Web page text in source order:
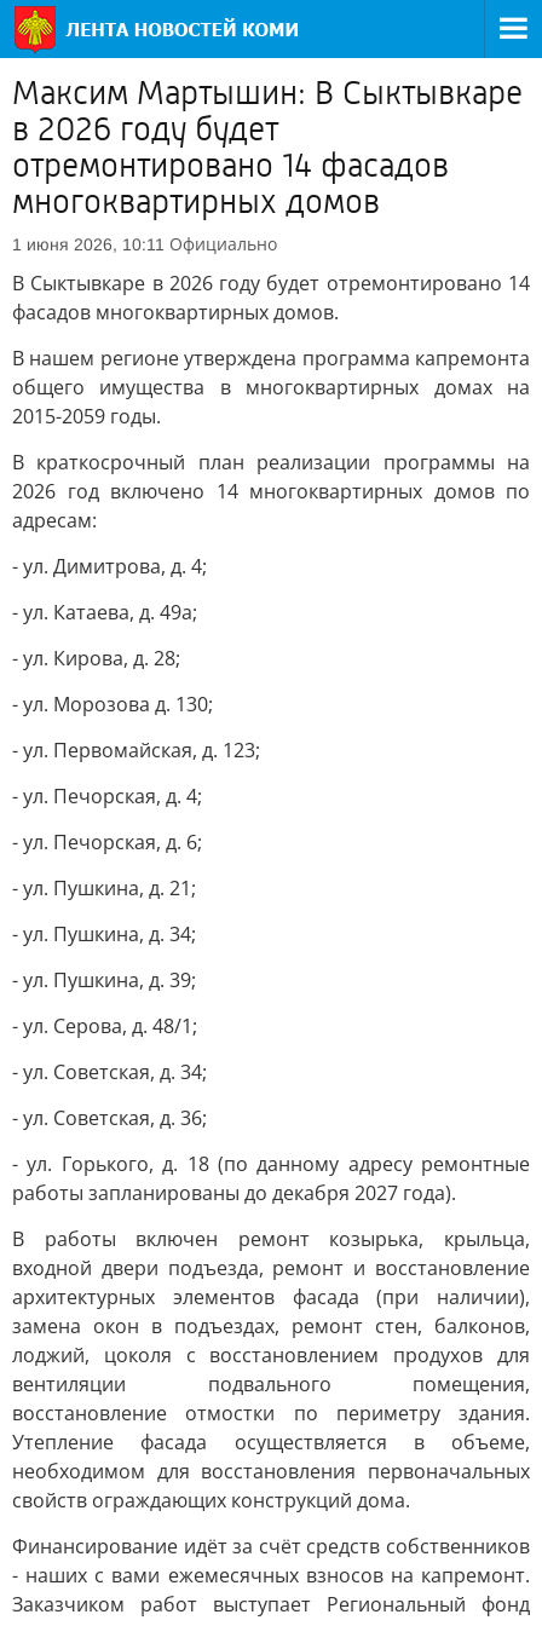
Максим Мартышин: В Сыктывкаре
в 2026 году будет
отремонтировано 14 фасадов
многоквартирных домов
1 июня 2026, 10:11 Официально
В Сыктывкаре в 2026 году будет отремонтировано 14
фасадов многоквартирных домов.
В нашем регионе утверждена программа капремонта
общего имущества в многоквартирных домах на
2015-2059 годы.
В краткосрочный план реализации программы на
2026 год включено 14 многоквартирных домов по
адресам:
- ул. Димитрова, д. 4;
- ул. Катаева, д. 49а;
- ул. Кирова, д. 28;
- ул. Морозова д. 130;
- ул. Первомайская, д. 123;
- ул. Печорская, д. 4;
- ул. Печорская, д. 6;
- ул. Пушкина, д. 21;
- ул. Пушкина, д. 34;
- ул. Пушкина, д. 39;
- ул. Серова, д. 48/1;
- ул. Советская, д. 34;
- ул. Советская, д. 36;
- ул. Горького, д. 18 (по данному адресу ремонтные
работы запланированы до декабря 2027 года).
В работы включен ремонт козырька, крыльца,
входной двери подъезда, ремонт и восстановление
архитектурных элементов фасада (при наличии),
замена окон в подъездах, ремонт стен, балконов,
лоджий, цоколя с восстановлением продухов для
вентиляции подвального помещения,
восстановление отмостки по периметру здания.
Утепление фасада осуществляется в объеме,
необходимом для восстановления первоначальных
свойств ограждающих конструкций дома.
Финансирование идёт за счёт средств собственников
- наших с вами ежемесячных взносов на капремонт.
Заказчиком работ выступает Региональный фонд